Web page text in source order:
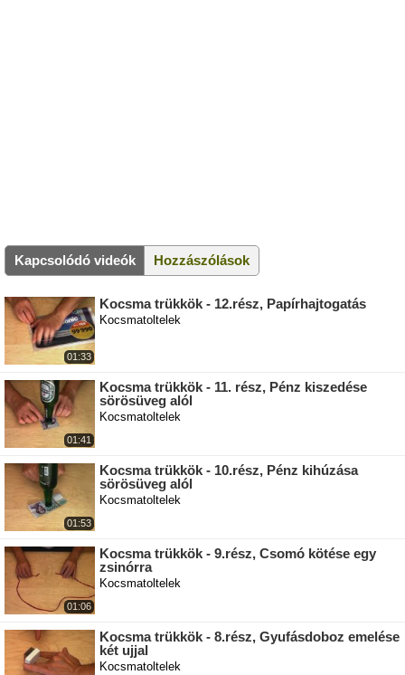
Kapcsolódó videók Hozzászólások
01:33
Kocsma trükkök - 12.rész, Papírhajtogatás
Kocsmatoltelek
01:41
Kocsma trükkök - 11. rész, Pénz kiszedése
sörösüveg alól
Kocsmatoltelek
01:53
Kocsma trükkök - 10.rész, Pénz kihúzása
sörösüveg alól
Kocsmatoltelek
01:06
Kocsma trükkök - 9.rész, Csomó kötése egy
zsinórra
Kocsmatoltelek
Kocsma trükkök - 8.rész, Gyufásdoboz emelése
két ujjal
Kocsmatoltelek